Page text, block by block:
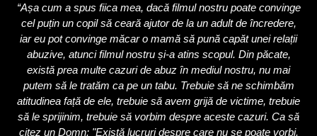
“Așa cum a spus fiica mea, dacă filmul nostru poate convinge
cel puțin un copil să ceară ajutor de la un adult de încredere,
iar eu pot convinge măcar o mamă să pună capăt unei relații
abuzive, atunci filmul nostru și-a atins scopul. Din păcate,
există prea multe cazuri de abuz în mediul nostru, nu mai
putem să le tratăm ca pe un tabu. Trebuie să ne schimbăm
atitudinea față de ele, trebuie să avem grijă de victime, trebuie
să le sprijinim, trebuie să vorbim despre aceste cazuri. Ca să
citez un Domn: "Există lucruri despre care nu se poate vorbi.